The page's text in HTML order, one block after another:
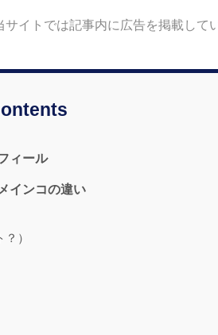
サイトでは記事内に広告を掲載して
ィール
インコの違い
）